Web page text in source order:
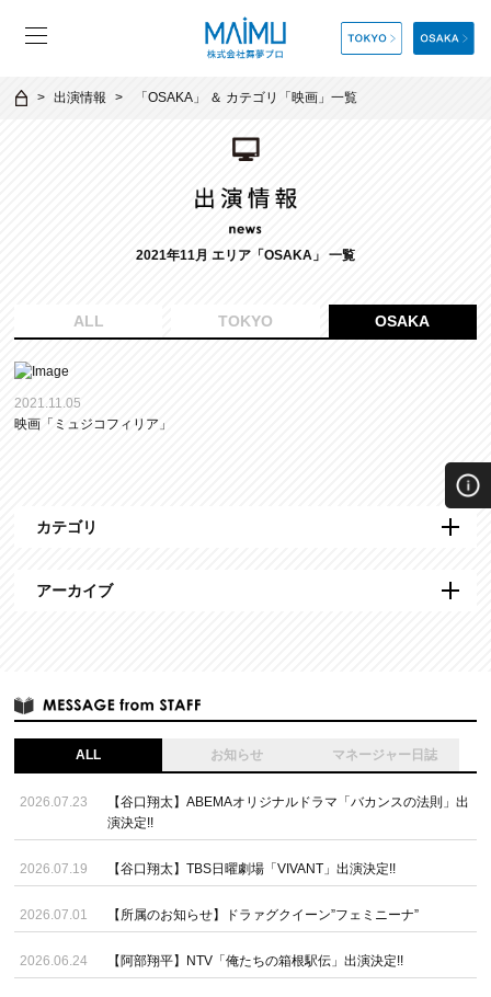
出演情報 「OSAKA 」 ＆ カテゴリ「映画 」一覧
2021年11月 エリア「OSAKA」 一覧
ALL TOKYO OSAKA
2021.11.05
映画「ミュジコフィリア」
カテゴリ
アーカイブ
ALL お知らせ マネージャー日誌
2026.07.23
【谷口翔太】ABEMAオリジナルドラマ「バカンスの法則」出
演決定!!
2026.07.19 【谷口翔太】TBS日曜劇場「VIVANT」出演決定!!
2026.07.01 【所属のお知らせ】ドラァグクイーン”フェミニーナ”
2026.06.24 【阿部翔平】NTV「俺たちの箱根駅伝」出演決定!!